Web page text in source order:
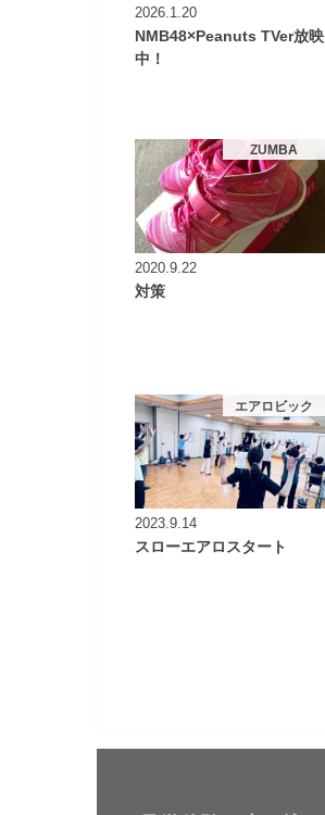
2026.1.20
NMB48×Peanuts TVer放映
中！
ZUMBA
2020.9.22
対策
エアロビック
2023.9.14
スローエアロスタート